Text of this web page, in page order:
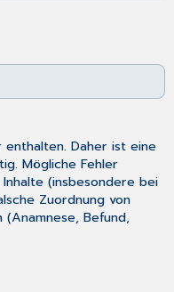
Daher ist eine
Mögliche Fehler
(insbesondere bei
Zuordnung von
Befund,